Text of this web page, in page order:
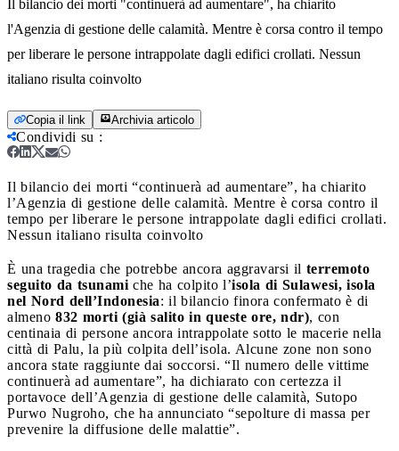
Il bilancio dei morti "continuerà ad aumentare", ha chiarito
l'Agenzia di gestione delle calamità. Mentre è corsa contro il tempo
per liberare le persone intrappolate dagli edifici crollati. Nessun
italiano risulta coinvolto
Copia il link Archivia articolo
Condividi su :
Il bilancio dei morti “continuerà ad aumentare”, ha chiarito
l’Agenzia di gestione delle calamità. Mentre è corsa contro il
tempo per liberare le persone intrappolate dagli edifici crollati.
Nessun italiano risulta coinvolto
È una tragedia che potrebbe ancora aggravarsi il terremoto
seguito da tsunami che ha colpito l’isola di Sulawesi, isola
nel Nord dell’Indonesia: il bilancio finora confermato è di
almeno 832 morti (già salito in queste ore, ndr), con
centinaia di persone ancora intrappolate sotto le macerie nella
città di Palu, la più colpita dell’isola. Alcune zone non sono
ancora state raggiunte dai soccorsi. “Il numero delle vittime
continuerà ad aumentare”, ha dichiarato con certezza il
portavoce dell’Agenzia di gestione delle calamità, Sutopo
Purwo Nugroho, che ha annunciato “sepolture di massa per
prevenire la diffusione delle malattie”.